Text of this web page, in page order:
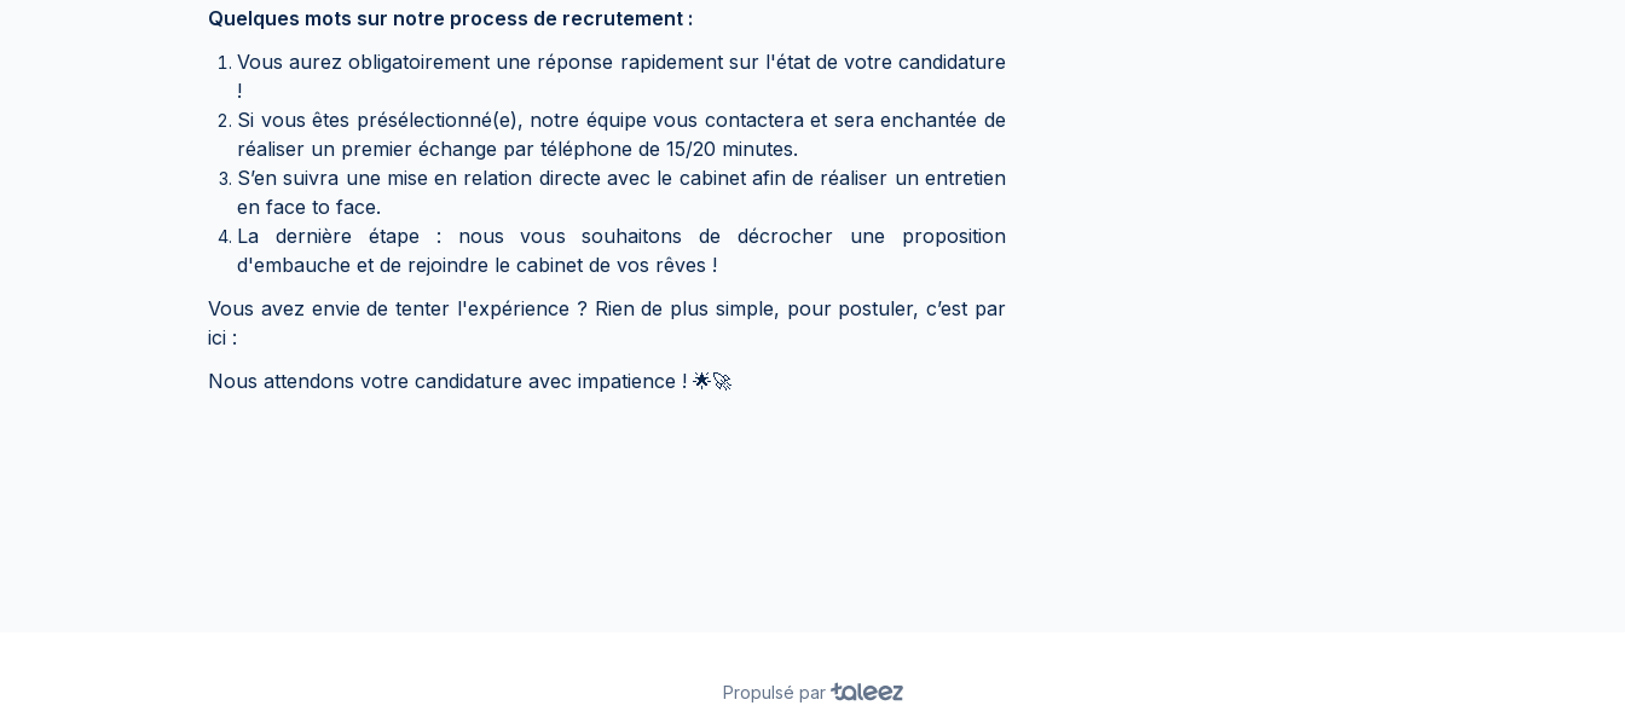
Quelques mots sur notre process de recrutement :
Vous aurez obligatoirement une réponse rapidement sur l'état de votre candidature
!
Si vous êtes présélectionné(e), notre équipe vous contactera et sera enchantée de
réaliser un premier échange par téléphone de 15/20 minutes.
S’en suivra une mise en relation directe avec le cabinet afin de réaliser un entretien
en face to face.
La dernière étape : nous vous souhaitons de décrocher une proposition
d'embauche et de rejoindre le cabinet de vos rêves !
Vous avez envie de tenter l'expérience ? Rien de plus simple, pour postuler, c’est par
ici :
Nous attendons votre candidature avec impatience ! 🌟🚀
Propulsé par